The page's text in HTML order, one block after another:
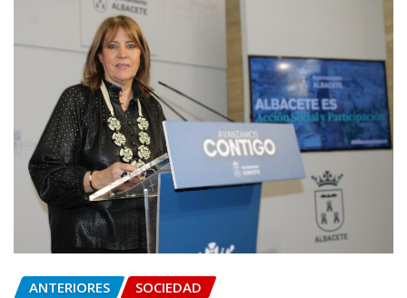
ANTERIORES SOCIEDAD